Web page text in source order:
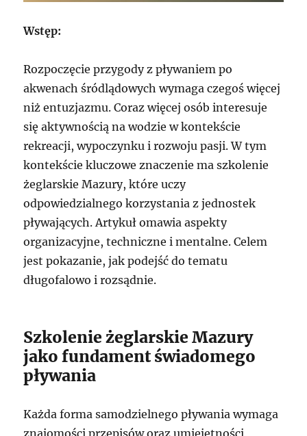
Wstęp:
Rozpoczęcie przygody z pływaniem po
akwenach śródlądowych wymaga czegoś więcej
niż entuzjazmu. Coraz więcej osób interesuje
się aktywnością na wodzie w kontekście
rekreacji, wypoczynku i rozwoju pasji. W tym
kontekście kluczowe znaczenie ma szkolenie
żeglarskie Mazury, które uczy
odpowiedzialnego korzystania z jednostek
pływających. Artykuł omawia aspekty
organizacyjne, techniczne i mentalne. Celem
jest pokazanie, jak podejść do tematu
długofalowo i rozsądnie.
Szkolenie żeglarskie Mazury
jako fundament świadomego
pływania
Każda forma samodzielnego pływania wymaga